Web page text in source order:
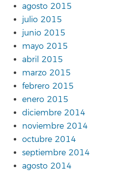
agosto 2015
julio 2015
junio 2015
mayo 2015
abril 2015
marzo 2015
febrero 2015
enero 2015
diciembre 2014
noviembre 2014
octubre 2014
septiembre 2014
agosto 2014